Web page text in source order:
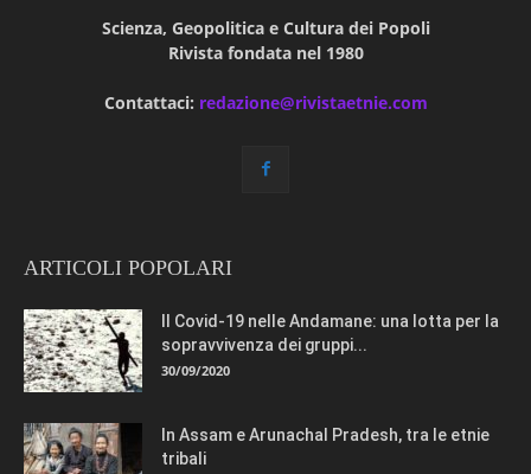
Scienza, Geopolitica e Cultura dei Popoli
Rivista fondata nel 1980
Contattaci: redazione@rivistaetnie.com
ARTICOLI POPOLARI
Il Covid-19 nelle Andamane: una lotta per la
sopravvivenza dei gruppi...
30/09/2020
In Assam e Arunachal Pradesh, tra le etnie
tribali